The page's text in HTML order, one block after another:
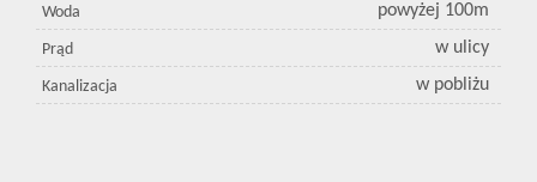
Woda powyżej 100m
Prąd w ulicy
Kanalizacja w pobliżu